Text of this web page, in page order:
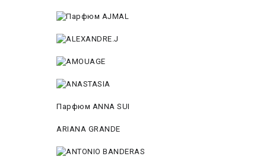
Парфюм ANNA SUI
ARIANA GRANDE